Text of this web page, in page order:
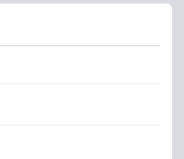
作者开心地磨个爪
生存手册np
手册(NP)